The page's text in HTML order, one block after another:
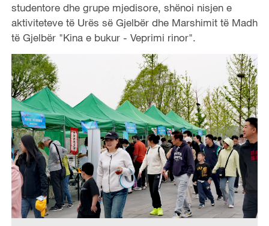
studentore dhe grupe mjedisore, shënoi nisjen e
aktiviteteve të Urës së Gjelbër dhe Marshimit të Madh
të Gjelbër "Kina e bukur - Veprimi rinor".